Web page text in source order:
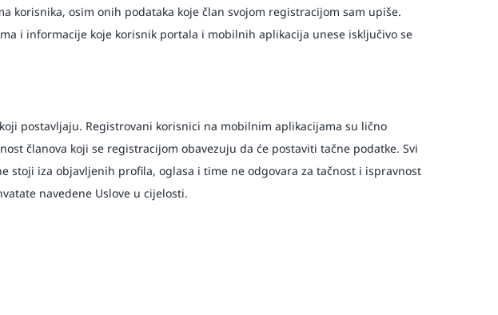
osim onih podataka koje član svojom registracijom sam upiše.
i informacije koje korisnik portala i mobilnih aplikacija unese isključivo se
postavljaju. Registrovani korisnici na mobilnim aplikacijama su lično
članova koji se registracijom obavezuju da će postaviti tačne podatke. Svi
iza objavljenih profila, oglasa i time ne odgovara za tačnost i ispravnost
navedene Uslove u cijelosti.